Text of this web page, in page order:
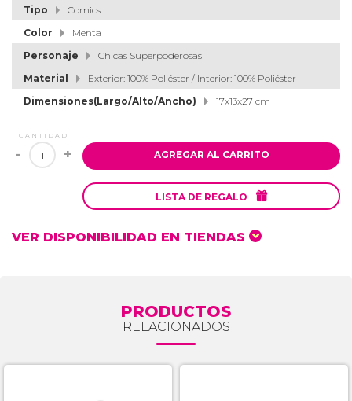
Tipo
Comics
Color
Menta
Personaje
Chicas Superpoderosas
Material
Exterior: 100% Poliéster / Interior: 100% Poliéster
Dimensiones(Largo/Alto/Ancho)
17x13x27 cm
CANTIDAD
- + AGREGAR AL CARRITO
LISTA DE REGALO 
VER DISPONIBILIDAD EN TIENDAS
PRODUCTOS
RELACIONADOS